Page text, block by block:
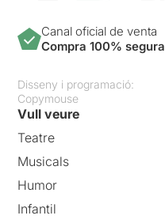
Canal oficial de venta
Compra 100% segura
Disseny i programació:
Copymouse
Vull veure
Teatre
Musicals
Humor
Infantil